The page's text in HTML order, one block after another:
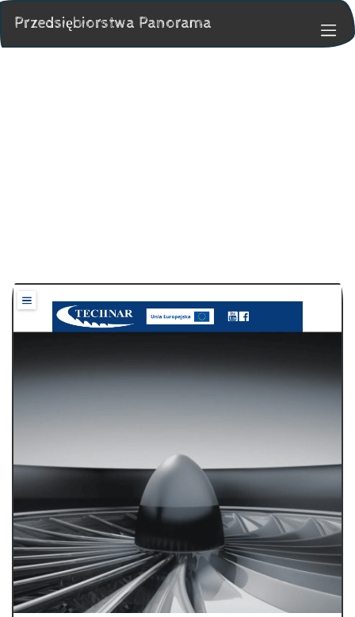
Przedsiębiorstwa Panorama